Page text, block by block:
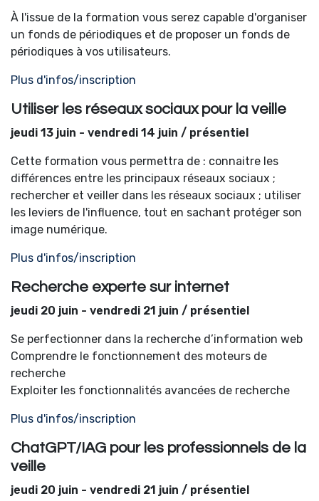
À l'issue de la formation vous serez capable d'organiser
un fonds de périodiques et de proposer un fonds de
périodiques à vos utilisateurs.
Plus d'infos/inscription
Utiliser les réseaux sociaux pour la veille
jeudi 13 juin - vendredi 14 juin / présentiel
Cette formation vous permettra de : connaitre les
différences entre les principaux réseaux sociaux ;
rechercher et veiller dans les réseaux sociaux ; utiliser
les leviers de l'influence, tout en sachant protéger son
image numérique.
Plus d'infos/inscription
Recherche experte sur internet
jeudi 20 juin - vendredi 21 juin / présentiel
Se perfectionner dans la recherche d’information web
Comprendre le fonctionnement des moteurs de
recherche
Exploiter les fonctionnalités avancées de recherche
Plus d'infos/inscription
ChatGPT/IAG pour les professionnels de la
veille
jeudi 20 juin - vendredi 21 juin / présentiel